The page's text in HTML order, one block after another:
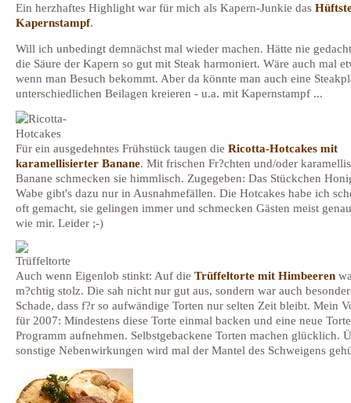
Ein herzhaftes Highlight war für mich als Kapern-Junkie das
Kapernstampf.
Will ich unbedingt demnächst mal wieder machen. Hätte nie
die Säure der Kapern so gut mit Steak harmoniert. Wäre auch mal
wenn man Besuch bekommt. Aber da könnte man auch eine
unterschiedlichen Beilagen kreieren - u.a. mit Kapernstampf ...
Für ein ausgedehntes Frühstück taugen die Ricotta-Hotcakes mit
karamellisierter Banane. Mit frischen Fr?chten und/oder
Banane schmecken sie himmlisch. Zugegeben: Das Stückchen
Wabe gibt's dazu nur in Ausnahmefällen. Die Hotcakes habe ich
oft gemacht, sie gelingen immer und schmecken Gästen meist
wie mir. Leider ;-)
Auch wenn Eigenlob stinkt: Auf die Trüffeltorte mit Himbeeren
m?chtig stolz. Die sah nicht nur gut aus, sondern war auch
Schade, dass f?r so aufwändige Torten nur selten Zeit bleibt. Mein
für 2007: Mindestens diese Torte einmal backen und eine neue
Programm aufnehmen. Selbstgebackene Torten machen glücklich.
sonstige Nebenwirkungen wird mal der Mantel des Schweigens